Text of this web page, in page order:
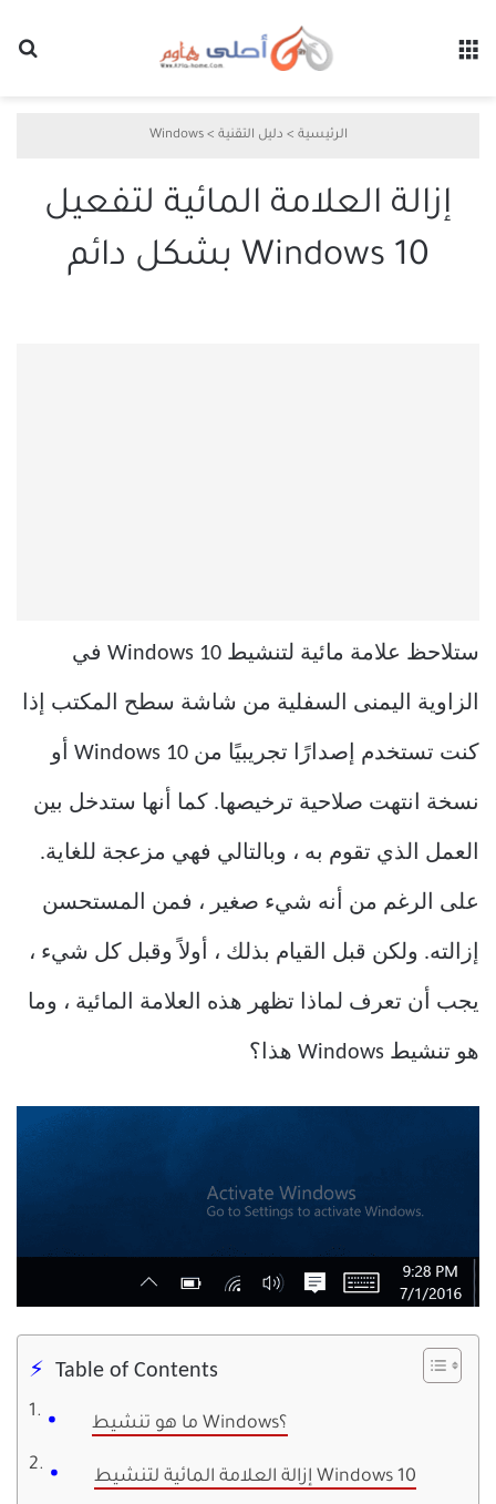
الرئيسية > دليل التقنية >
Windows
إزالة العلامة المائية لتفعيل
Windows 10 بشكل دائم
ستلاحظ علامة مائية لتنشيط Windows 10 في
الزاوية اليمنى السفلية من شاشة سطح المكتب إذا
كنت تستخدم إصدارًا تجريبيًا من Windows 10 أو
نسخة انتهت صلاحية ترخيصها. كما أنها ستدخل بين
العمل الذي تقوم به ، وبالتالي فهي مزعجة للغاية.
على الرغم من أنه شيء صغير ، فمن المستحسن
إزالته. ولكن قبل القيام بذلك ، أولاً وقبل كل شيء ،
يجب أن تعرف لماذا تظهر هذه العلامة المائية ، وما
هو تنشيط Windows هذا؟
Table of Contents
ما هو تنشيط Windows؟
إزالة العلامة المائية لتنشيط Windows 10